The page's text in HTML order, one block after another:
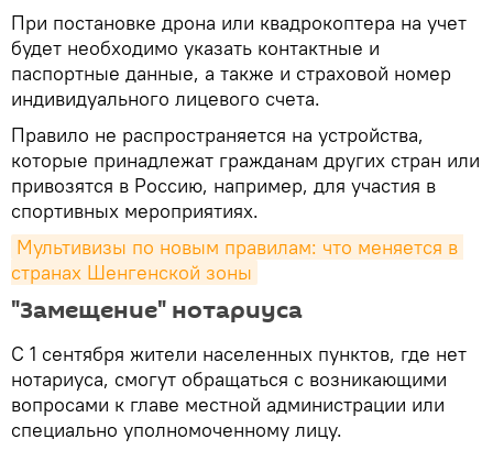
При постановке дрона или квадрокоптера на учет
будет необходимо указать контактные и
паспортные данные, а также и страховой номер
индивидуального лицевого счета.
Правило не распространяется на устройства,
которые принадлежат гражданам других стран или
привозятся в Россию, например, для участия в
спортивных мероприятиях.
Мультивизы по новым правилам: что меняется в
странах Шенгенской зоны
"Замещение" нотариуса
С 1 сентября жители населенных пунктов, где нет
нотариуса, смогут обращаться с возникающими
вопросами к главе местной администрации или
специально уполномоченному лицу.